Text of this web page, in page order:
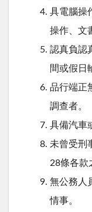
具電腦操
操作、文
認真負認
間或假日
品行端正
調查者。
具備汽車
未曾受刑
28條各款
無公務人
情事。